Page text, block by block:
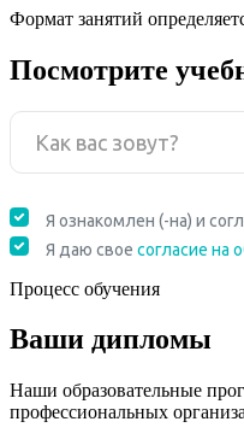
Формат занятий
Посмотрите
Процесс обучения
Ваши дипломы
Наши образовательные
профессиональных